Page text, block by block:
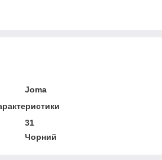
Joma
31
Чорний